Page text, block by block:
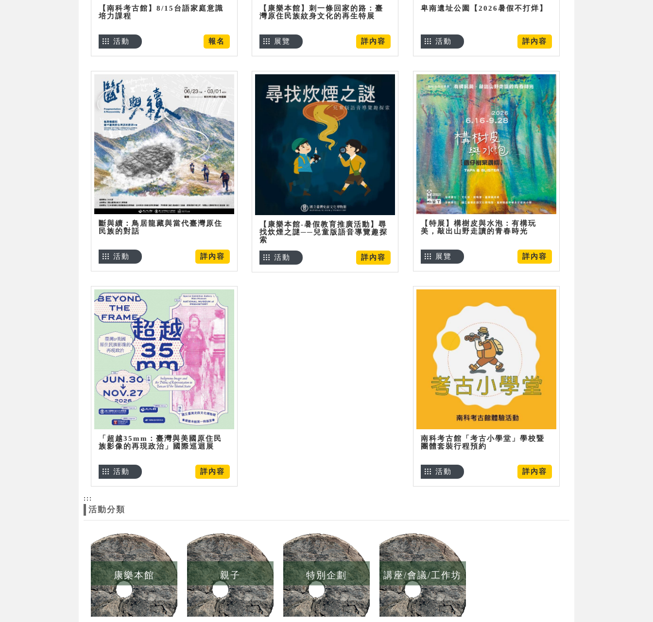
【南科考古館】8/15台語家庭意識
培力課程
報名
活動
【康樂本館】刺一條回家的路：臺
灣原住民族紋身文化的再生特展
詳內容
展覽
卑南遺址公園【2026暑假不打烊】
詳內容
活動
斷與續：鳥居龍藏與當代臺灣原住
民族的對話
詳內容
活動
【康樂本館-暑假教育推廣活動】尋
找炊煙之謎──兒童版語音導覽趣探
索
詳內容
活動
【特展】構樹皮與水泡：有構玩
美，敲出山野走讀的青春時光
詳內容
展覽
「超越35mm：臺灣與美國原住民
族影像的再現政治」國際巡迴展
詳內容
活動
南科考古館「考古小學堂」學校暨
團體套裝行程預約
詳內容
活動
:::
活動分類
康樂本館 親子 特別企劃 講座/會議/工作坊